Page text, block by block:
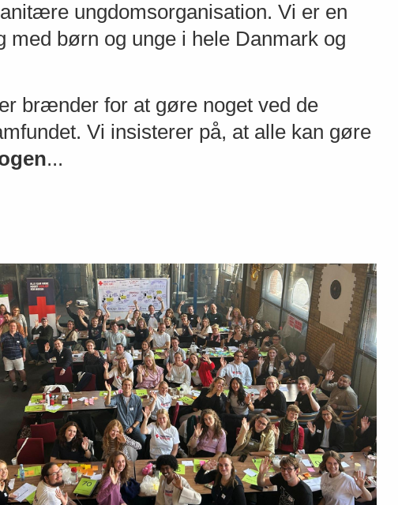
ungdomsorganisation. Vi er en
børn og unge i hele Danmark og
brænder for at gøre noget ved de
Vi insisterer på, at alle kan gøre
...